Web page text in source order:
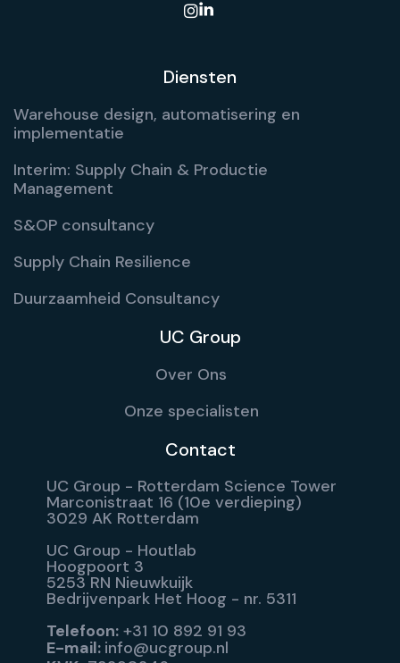

Diensten
Warehouse design, automatisering en
implementatie
Interim: Supply Chain & Productie
Management
S&OP consultancy
Supply Chain Resilience
Duurzaamheid Consultancy
UC Group
Over Ons
Onze specialisten
Contact
UC Group - Rotterdam Science Tower
Marconistraat 16 (10e verdieping)
3029 AK Rotterdam
UC Group - Houtlab
Hoogpoort 3
5253 RN Nieuwkuijk
Bedrijvenpark Het Hoog - nr. 5311
Telefoon:+31 10 892 91 93
E-mail: info@ucgroup.nl